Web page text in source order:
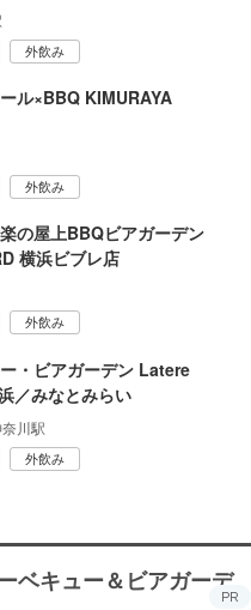
外飲み
ル×BBQ KIMURAYA
外飲み
の屋上BBQビアガーデン
横浜ビブレ店
外飲み
・ビアガーデン Latere
／みなとみらい
川駅
外飲み
ベキュー＆ビアガーデ
PR